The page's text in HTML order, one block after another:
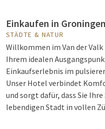
Einkaufen in Groningen
STÄDTE & NATUR
Willkommen im Van der
Ihrem idealen
Einkaufserlebnis im
Unser Hotel verbindet
und sorgt dafür, dass Sie
lebendigen Stadt in vollen